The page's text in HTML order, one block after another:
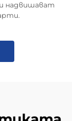
надвишават